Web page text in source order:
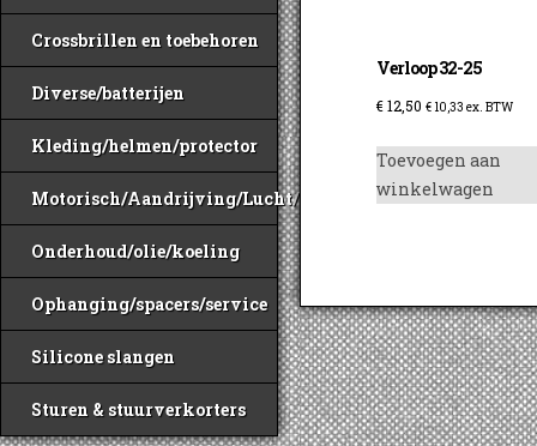
Crossbrillen en toebehoren
Diverse/batterijen
Kleding/helmen/protector
Motorisch/Aandrijving/Lucht/Benzine
Onderhoud/olie/koeling
Ophanging/spacers/service
Silicone slangen
Sturen & stuurverkorters
Verloop 32-25
€12,50 € 10,33 ex. BTW
Toevoegen aan
winkelwagen